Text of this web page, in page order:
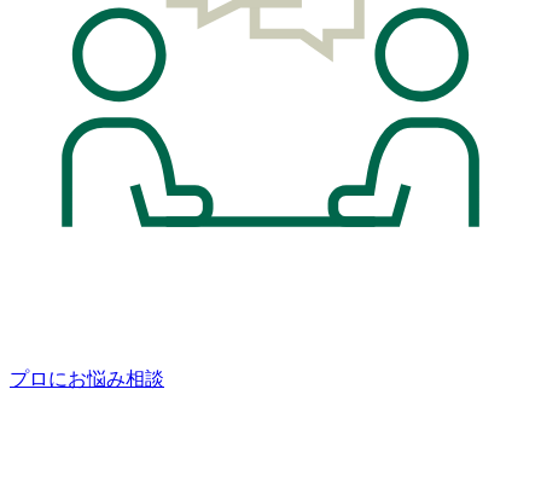
プロにお悩み相談